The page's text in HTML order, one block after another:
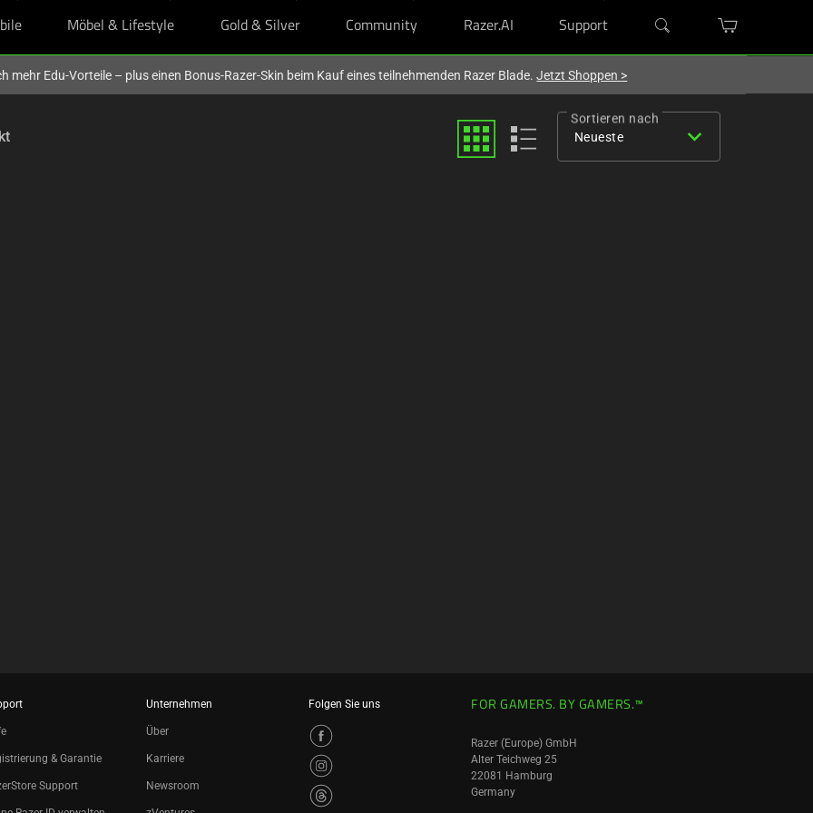
Möbel & Lifestyle Gold & Silver Community Razer.AI Support
mehr Edu-Vorteile – plus einen Bonus-Razer-Skin beim Kauf eines teilnehmenden Razer Blade.Jetzt Shoppen >
Sortieren nach
expand_more
Neueste
& Garantie
Support
Unternehmen
Über
Karriere
Newsroom
Folgen Sie uns FOR GAMERS. BY GAMERS.™
Razer (Europe) GmbH
Alter Teichweg 25
22081 Hamburg
Germany